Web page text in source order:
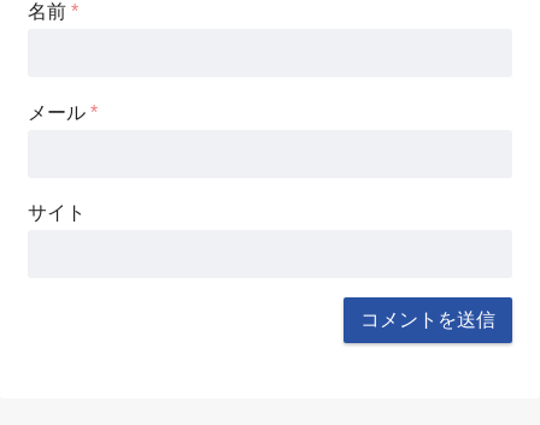
名前*
メール*
サイト